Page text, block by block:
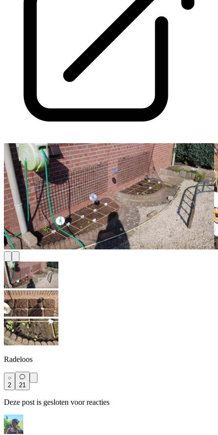
Radeloos
2 21
Deze post is gesloten voor reacties